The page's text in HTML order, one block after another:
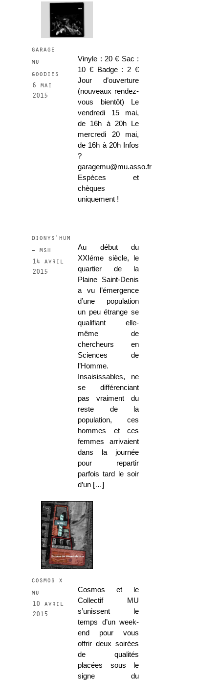
garage
mu
goodies
6 mai
2015
Vinyle : 20 € Sac :
10 € Badge : 2 €
Jour d’ouverture
(nouveaux rendez-
vous bientôt) Le
vendredi 15 mai,
de 16h à 20h Le
mercredi 20 mai,
de 16h à 20h Infos
?
garagemu@mu.asso.fr
Espèces et
chèques
uniquement !
dionys’hum
– msh
14 avril
2015
Au début du
XXIéme siècle, le
quartier de la
Plaine Saint-Denis
a vu l’émergence
d’une population
un peu étrange se
qualifiant elle-
même de
chercheurs en
Sciences de
l’Homme.
Insaisissables, ne
se différenciant
pas vraiment du
reste de la
population, ces
hommes et ces
femmes arrivaient
dans la journée
pour repartir
parfois tard le soir
d’un […]
cosmos x
mu
10 avril
2015
Cosmos et le
Collectif MU
s’unissent le
temps d’un week-
end pour vous
offrir deux soirées
de qualités
placées sous le
signe du